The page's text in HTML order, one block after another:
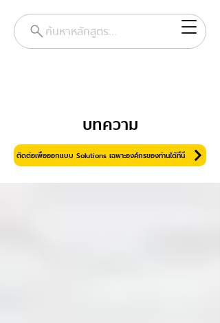
ค้นหาหลักสูตร...
บทความ
ติดต่อเพื่อออกแบบ Solutions เฉพาะองค์กรของท่านได้ที่นี่